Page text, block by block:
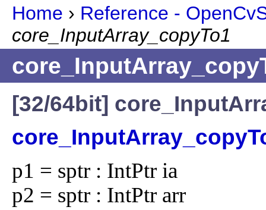
Home › Reference -
core_InputArray_copyTo1
[32/64bit]
p1 = sptr : IntPtr ia
p2 = sptr : IntPtr arr